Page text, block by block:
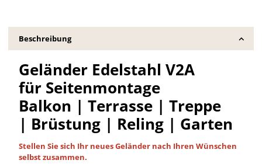
Beschreibung
Geländer Edelstahl V2A
für Seitenmontage
Balkon | Terrasse | Treppe
| Brüstung | Reling | Garten
Stellen Sie sich Ihr neues Geländer nach Ihren Wünschen
selbstzusammen.